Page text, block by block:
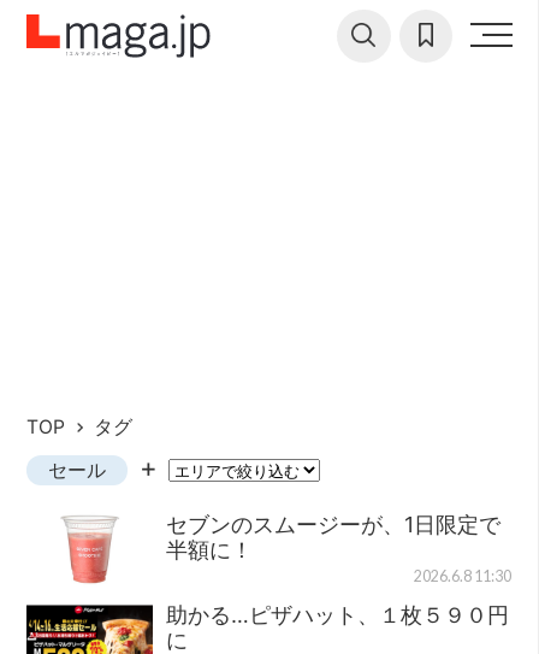
TOP
タグ
セール
セブンのスムージーが、1日限定で
半額に！
2026.6.8 11:30
助かる…ピザハット、１枚５９０円
に